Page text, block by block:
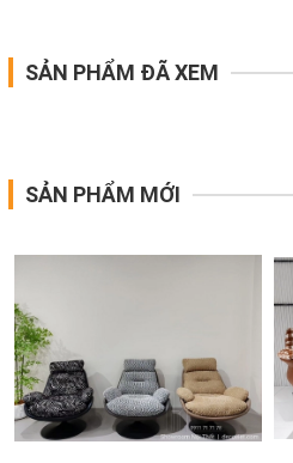
SẢN PHẨM ĐÃ XEM
SẢN PHẨM MỚI